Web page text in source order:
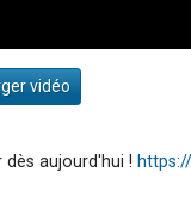
vidéo
aujourd'hui !